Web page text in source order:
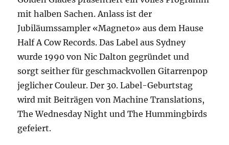
mit halben Sachen. Anlass ist der
Jubiläumssampler «Magneto» aus dem Hause
Half A Cow Records. Das Label aus Sydney
wurde 1990 von Nic Dalton gegründet und
sorgt seither für geschmackvollen Gitarrenpop
jeglicher Couleur. Der 30. Label-Geburtstag
wird mit Beiträgen von Machine Translations,
The Wednesday Night und The Hummingbirds
gefeiert.